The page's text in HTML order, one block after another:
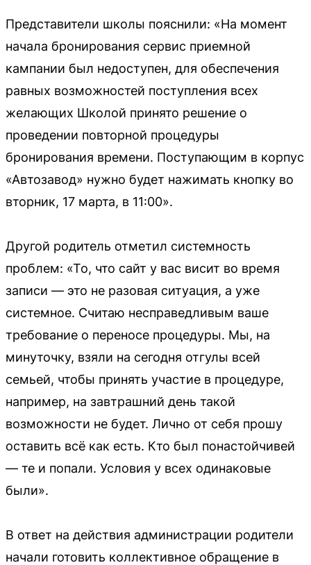
Представители школы пояснили: «На момент
начала бронирования сервис приемной
кампании был недоступен, для обеспечения
равных возможностей поступления всех
желающих Школой принято решение о
проведении повторной процедуры
бронирования времени. Поступающим в корпус
«Автозавод» нужно будет нажимать кнопку во
вторник, 17 марта, в 11:00».
Другой родитель отметил системность
проблем: «То, что сайт у вас висит во время
записи — это не разовая ситуация, а уже
системное. Считаю несправедливым ваше
требование о переносе процедуры. Мы, на
минуточку, взяли на сегодня отгулы всей
семьей, чтобы принять участие в процедуре,
например, на завтрашний день такой
возможности не будет. Лично от себя прошу
оставить всё как есть. Кто был понастойчивей
— те и попали. Условия у всех одинаковые
были».
В ответ на действия администрации родители
начали готовить коллективное обращение в